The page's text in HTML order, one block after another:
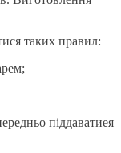
таких правил:
пiддавати­ея